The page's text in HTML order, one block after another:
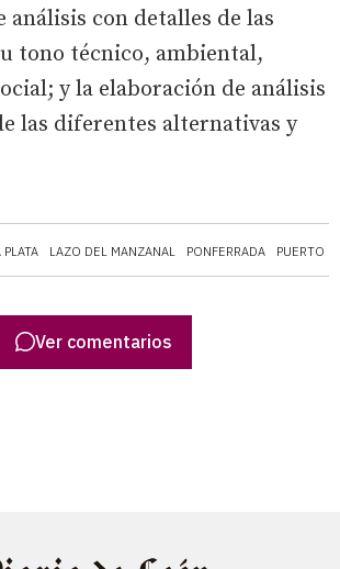
PLATA LAZO DEL MANZANAL PONFERRADA PUERTO
análisis con detalles de las
tono técnico, ambiental,
y la elaboración de análisis
las diferentes alternativas y
Ver comentarios